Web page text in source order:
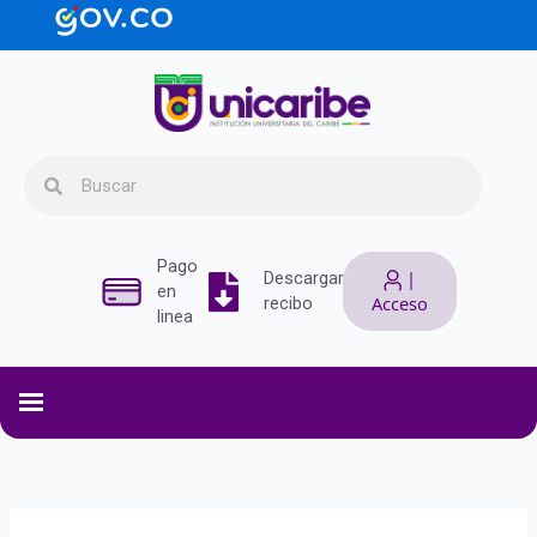
contenido
Pago
en
linea
Descargar
recibo
|
Acceso